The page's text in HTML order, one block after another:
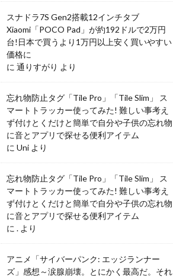
スナドラ7S Gen2搭載12インチタブ
Xiaomi「POCO Pad」が約192ドルで2万円
台!日本で買うより1万円以上安く買いやすい
価格に
に 通りすがり より
忘れ物防止タグ「Tile Pro」「Tile Slim」 ス
マートトラッカー使ってみた! 難しい事考え
ず付けとくだけと簡単で自分や子供の忘れ物
に音とアプリで探せる便利アイテム
に Uni より
忘れ物防止タグ「Tile Pro」「Tile Slim」 ス
マートトラッカー使ってみた! 難しい事考え
ず付けとくだけと簡単で自分や子供の忘れ物
に音とアプリで探せる便利アイテム
に . より
アニメ「サイバーパンク: エッジランナー
ズ」感想～涙腺崩壊。とにかく最高だ。それ